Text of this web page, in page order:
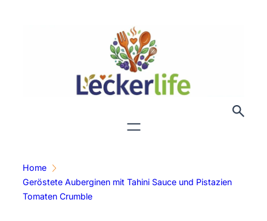
Home
Geröstete Auberginen mit Tahini Sauce und Pistazien
Tomaten Crumble